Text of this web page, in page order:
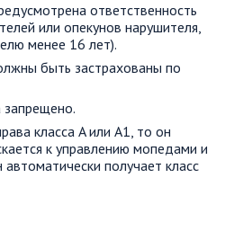
ответственность
или опекунов нарушителя,
менее 16 лет).
быть застрахованы по
класса A или A1, то он
к управлению мопедами и
автоматически получает класс